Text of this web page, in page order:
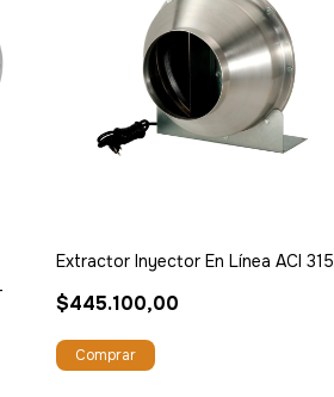
Extractor Inyector En Línea ACI 315
$445.100,00